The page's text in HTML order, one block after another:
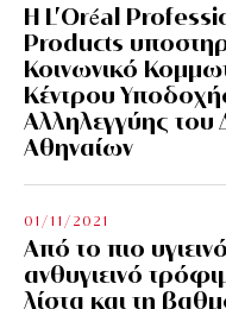
Η L’Οréal
Products
Κοινωνικό
Κέντρου
Αλληλεγγύης του
Αθηναίων
01/11/2021
Από το πιο
ανθυγιεινό
λίστα και τη